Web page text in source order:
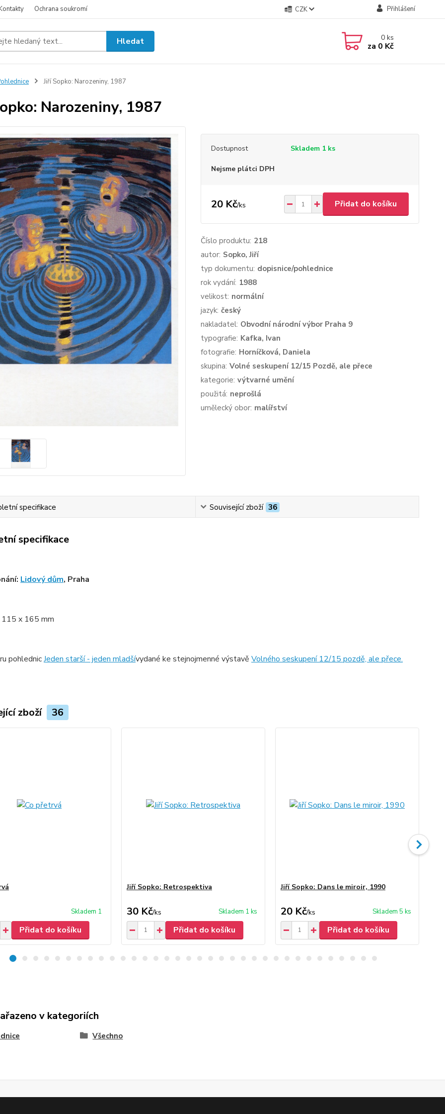
Ochrana soukromí CZK Přihlášení
Hledat 0ks
za 0 Kč
Jiří Sopko: Narozeniny, 1987
Narozeniny, 1987
Dostupnost Skladem 1 ks
Nejsme plátci DPH
20 Kč/ks Přidat do košíku
Číslo produktu: 218
autor: Sopko, Jiří
typ dokumentu: dopisnice/pohlednice
rok vydání: 1988
velikost: normální
jazyk: český
nakladatel: Obvodní národní výbor Praha 9
typografie: Kafka, Ivan
fotografie: Horníčková, Daniela
skupina: Volné seskupení 12/15 Pozdě, ale přece
kategorie: výtvarné umění
použitá: neprošlá
umělecký obor: malířství
specifikace Související zboží 36
specifikace
Lidový dům, Praha
115 x 165 mm
pohlednicJeden starší - jeden mladšívydané ke stejnojmenné výstavě Volného seskupení 12/15 pozdě, ale přece.
zboží 36
Skladem 1
Přidat do košíku
Jiří Sopko: Retrospektiva
30 Kč/ks Skladem 1 ks
Přidat do košíku
Jiří Sopko: Dans le miroir, 1990
20 Kč/ks Skladem 5 ks
Přidat do košíku
v kategoriích
Všechno